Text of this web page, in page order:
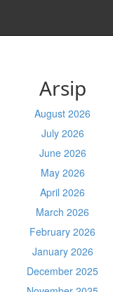
Arsip
August 2026
July 2026
June 2026
May 2026
April 2026
March 2026
February 2026
January 2026
December 2025